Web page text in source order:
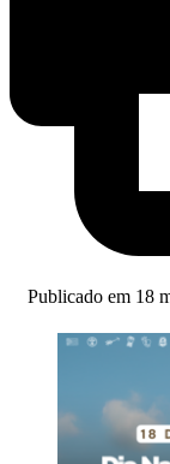
Publicado em 18